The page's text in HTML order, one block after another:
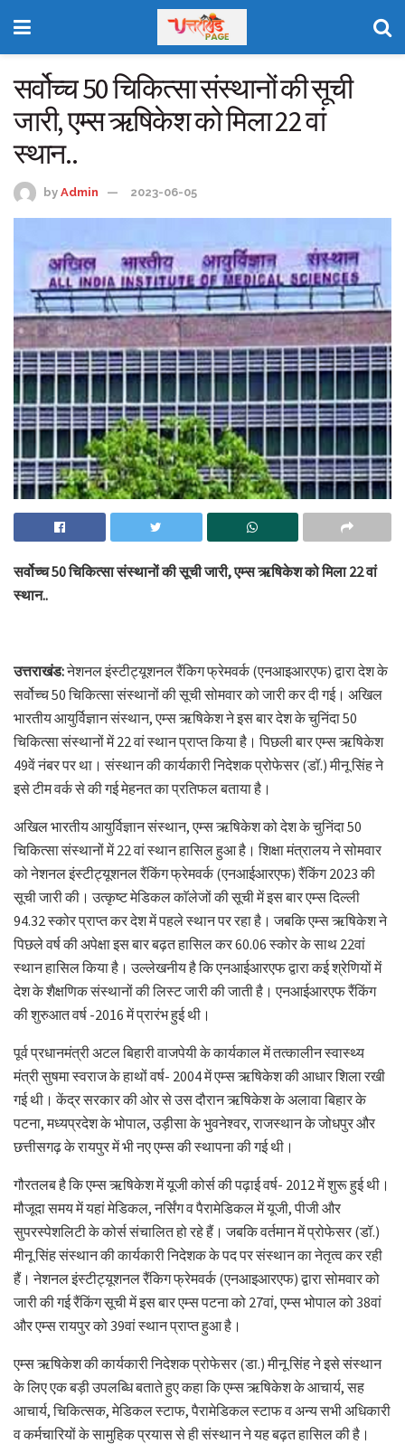
सर्वोच्च 50 चिकित्सा संस्थानों की सूची
जारी, एम्स ऋषिकेश को मिला 22 वां
स्थान..
by Admin 2023-06-05
सर्वोच्च 50 चिकित्सा संस्थानों की सूची जारी, एम्स ऋषिकेश को मिला 22 वां
स्थान..
उत्तराखंड:नेशनल इंस्टीट्यूशनल रैंकिग फ्रेमवर्क (एनआइआरएफ) द्वारा देश के
सर्वोच्च 50 चिकित्सा संस्थानों की सूची सोमवार को जारी कर दी गई। अखिल
भारतीय आयुर्विज्ञान संस्थान, एम्स ऋषिकेश ने इस बार देश के चुनिंदा 50
चिकित्सा संस्थानों में 22 वां स्थान प्राप्त किया है। पिछली बार एम्स ऋषिकेश
49वें नंबर पर था। संस्थान की कार्यकारी निदेशक प्रोफेसर (डॉ.) मीनू सिंह ने
इसे टीम वर्क से की गई मेहनत का प्रतिफल बताया है।
अखिल भारतीय आयुर्विज्ञान संस्थान, एम्स ऋषिकेश को देश के चुनिंदा 50
चिकित्सा संस्थानों में 22 वां स्थान हासिल हुआ है। शिक्षा मंत्रालय ने सोमवार
को नेशनल इंस्टीट्यूशनल रैंकिंग फ्रेमवर्क (एनआईआरएफ) रैंकिंग 2023 की
सूची जारी की। उत्कृष्ट मेडिकल काॅलेजों की सूची में इस बार एम्स दिल्ली
94.32 स्कोर प्राप्त कर देश में पहले स्थान पर रहा है। जबकि एम्स ऋषिकेश ने
पिछले वर्ष की अपेक्षा इस बार बढ़त हासिल कर 60.06 स्कोर के साथ 22वां
स्थान हासिल किया है। उल्लेखनीय है कि एनआईआरएफ द्वारा कई श्रेणियों में
देश के शैक्षणिक संस्थानों की लिस्ट जारी की जाती है। एनआईआरएफ रैंकिंग
की शुरुआत वर्ष -2016 में प्रारंभ हुई थी।
पूर्व प्रधानमंत्री अटल बिहारी वाजपेयी के कार्यकाल में तत्कालीन स्वास्थ्य
मंत्री सुषमा स्वराज के हाथों वर्ष- 2004 में एम्स ऋषिकेश की आधार शिला रखी
गई थी। केंद्र सरकार की ओर से उस दौरान ऋषिकेश के अलावा बिहार के
पटना, मध्यप्रदेश के भोपाल, उड़ीसा के भुवनेश्वर, राजस्थान के जोधपुर और
छत्तीसगढ़ के रायपुर में भी नए एम्स की स्थापना की गई थी।
गौरतलब है कि एम्स ऋषिकेश में यूजी कोर्स की पढ़ाई वर्ष- 2012 में शुरू हुई थी।
मौजूदा समय में यहां मेडिकल, नर्सिंग व पैरामेडिकल में यूजी, पीजी और
सुपरस्पेशलिटी के कोर्स संचालित हो रहे हैं। जबकि वर्तमान में प्रोफेसर (डॉ.)
मीनू सिंह संस्थान की कार्यकारी निदेशक के पद पर संस्थान का नेतृत्व कर रही
हैं। नेशनल इंस्टीट्यूशनल रैंकिग फ्रेमवर्क (एनआइआरएफ) द्वारा सोमवार को
जारी की गई रैंकिंग सूची में इस बार एम्स पटना को 27वां, एम्स भोपाल को 38वां
और एम्स रायपुर को 39वां स्थान प्राप्त हुआ है।
एम्स ऋषिकेश की कार्यकारी निदेशक प्रोफेसर (डा.) मीनू सिंह ने इसे संस्थान
के लिए एक बड़ी उपलब्धि बताते हुए कहा कि एम्स ऋषिकेश के आचार्य, सह
आचार्य, चिकित्सक, मेडिकल स्टाफ, पैरामेडिकल स्टाफ व अन्य सभी अधिकारी
व कर्मचारियों के सामुहिक प्रयास से ही संस्थान ने यह बढ़त हासिल की है।